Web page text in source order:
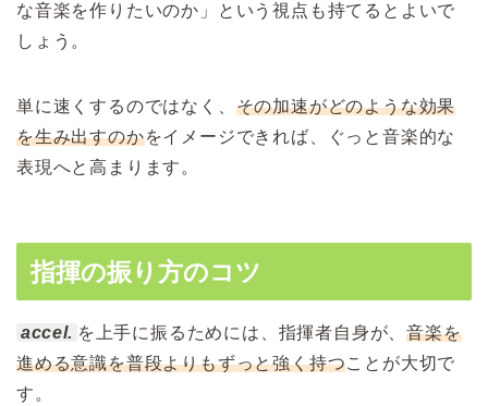
な音楽を作りたいのか」という視点も持てるとよいで
しょう。
単に速くするのではなく、 その加速がどのような効果
を生み出すのかをイメージできれば、ぐっと音楽的な
表現へと高まります。
指揮の振り方のコツ
accel. を上手に振るためには、指揮者自身が、音楽を
進める意識を普段よりもずっと強く持つことが大切で
す。